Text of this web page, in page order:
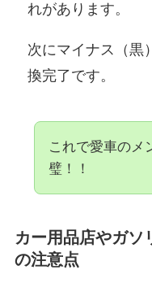
れがあります。
次にマイナス（黒
換完了です。
これで愛車のメ
璧！！
カー用品店やガソ
の注意点